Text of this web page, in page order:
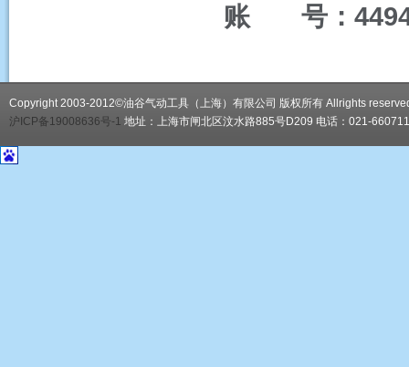
账 号：
Copyright 2003-2012©油谷气动工具（上海）有限公司 版权所有 Allrights
沪ICP备19008636号-1 地址：上海市闸北区汶水路885号D209 电话：021-